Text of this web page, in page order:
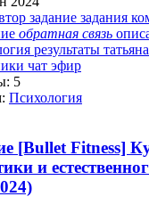
задание задания
обратная связь
результаты
чат эфир
5
Психология
[Bullet Fitness]
и